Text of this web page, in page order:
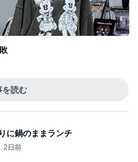
を読む
に鍋のままランチ
2日前